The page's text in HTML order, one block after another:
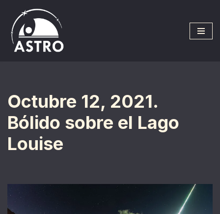
Saltar
al
contenido
Octubre 12, 2021.
Bólido sobre el Lago
Louise